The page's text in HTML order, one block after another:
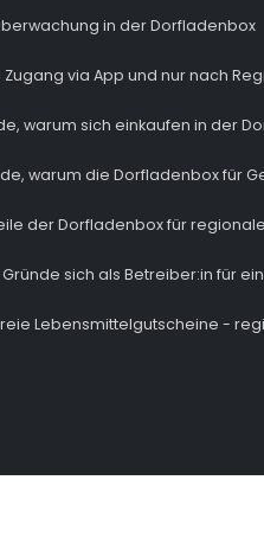
in der Dorfladenbox
Zugang via App und nur nach
warum sich einkaufen in der
warum die Dorfladenbox für
der Dorfladenbox für
Gründe sich als Betreiber:in für
Lebensmittelgutscheine -